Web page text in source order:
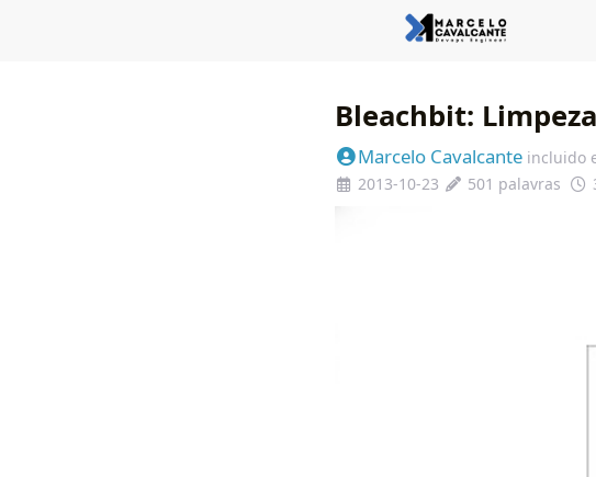
Bleachbit:
Marcelo Cavalcante incluido
2013-10-23
501 palavras